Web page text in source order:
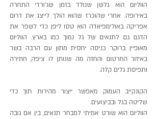
הווליום הוא גלשן שנולד בזמן שג’ורדי התחרה
באירופה. אחרי שהוכרז שהוא הולך לייצג את דרום
אפריקה באולימפיאדה הוא טסו ליפן כדי לשפר את
הדגם גם לתנאים של גל נמוך כמו בארץ. הווליום
מאופיין ברוקר כניסה יחסית מתון עם הרבה בשר
באיזור החרטום והחזה מה שנותן לו ציפה, חתירה
ותפיסת גלים קלה.
הקונקייב העמוק מאפשר ייצור מהירות תוך כדי
שליטה בגל ובביצועים.
הווליום הוא שורט אמיתי למבחר תנאים, בין אם גובה